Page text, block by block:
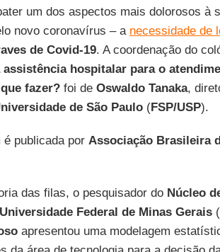
um dos aspectos mais dolorosos à
novo coronavírus – a necessidade de
de Covid-19. A coordenação do
assistência hospitalar para o
fazer?foi de Oswaldo Tanaka,
de São Paulo(FSP/USP).
é publicada por Associação Brasileira
das filas, o pesquisador do Núcleo
Federal de Minas Gerais(
apresentou uma modelagem